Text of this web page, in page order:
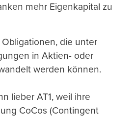
mehr Eigenkapital zu
die unter
in Aktien- oder
werden können.
lieber AT1, weil ihre
CoCos (Contingent